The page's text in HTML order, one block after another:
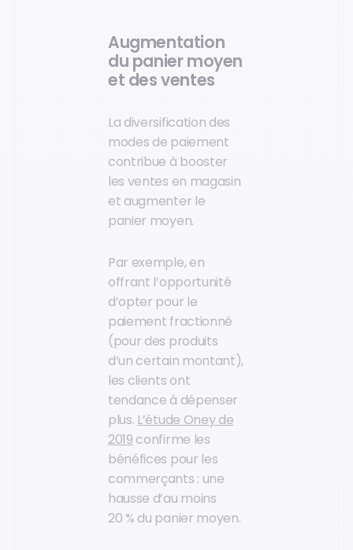
Augmentation
du panier moyen
et des ventes
La diversification des
modes de paiement
contribue à booster
les ventes en magasin
et augmenter le
panier moyen.
Par exemple, en
offrant l’opportunité
d’opter pour le
paiement fractionné
(pour des produits
d’un certain montant),
les clients ont
tendance à dépenser
plus. L’étude Oney de
2019 confirme les
bénéfices pour les
commerçants : une
hausse d’au moins
20 % du panier moyen.